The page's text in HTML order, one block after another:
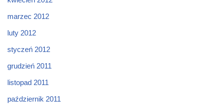
marzec 2012
luty 2012
styczeń 2012
grudzień 2011
listopad 2011
październik 2011